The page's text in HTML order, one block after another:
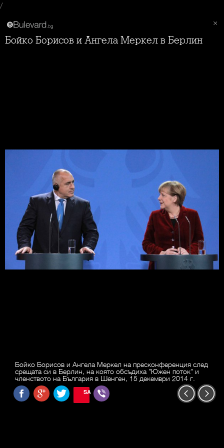
/
Бойко Борисов и Ангела Меркел в Берлин
Бойко Борисов и Ангела Меркел на пресконференция след
срещата си в Берлин, на която обсъдиха "Южен поток" и
членството на България в Шенген, 15 декември 2014 г.
SAVE